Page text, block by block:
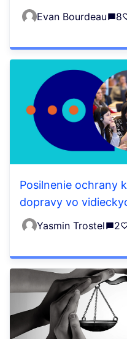
Evan Bourdeau 8
Posilnenie ochrany
dopravy vo
Yasmin Trostel 2